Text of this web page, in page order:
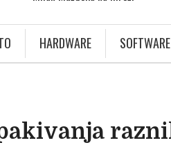
HARDWARE SOFTWARE